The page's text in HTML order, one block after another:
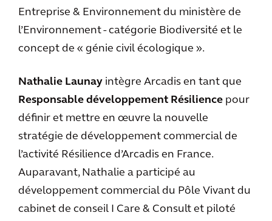
Entreprise & Environnement du ministère de
l’Environnement - catégorie Biodiversité et le
concept de « génie civil écologique ».
Nathalie Launay intègre Arcadis en tant que
Responsable développement Résilience pour
définir et mettre en œuvre la nouvelle
stratégie de développement commercial de
l’activité Résilience d’Arcadis en France.
Auparavant, Nathalie a participé au
développement commercial du Pôle Vivant du
cabinet de conseil I Care & Consult et piloté